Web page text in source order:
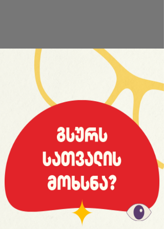
საიტის სრული ვერსია
© 2008 იანვარი, «მსოფლიო სპორტი»
ვებ-გვერდ WORLDSPORT.GE-ს ინფორმაციებისა და
ფოტომასალის გამოყენება, რედაქციასთან
შეთანხმების გარეშე, აკრძალულია!